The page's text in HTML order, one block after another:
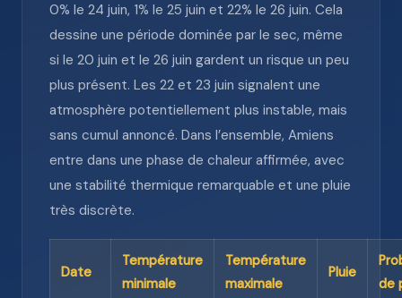
0% le 24 juin, 1% le 25 juin et 22% le 26 juin. Cela
dessine une période dominée par le sec, même
si le 20 juin et le 26 juin gardent un risque un peu
plus présent. Les 22 et 23 juin signalent une
atmosphère potentiellement plus instable, mais
sans cumul annoncé. Dans l’ensemble, Amiens
entre dans une phase de chaleur affirmée, avec
une stabilité thermique remarquable et une pluie
très discrète.
Date
Température
minimale
Température
maximale
Pluie
de